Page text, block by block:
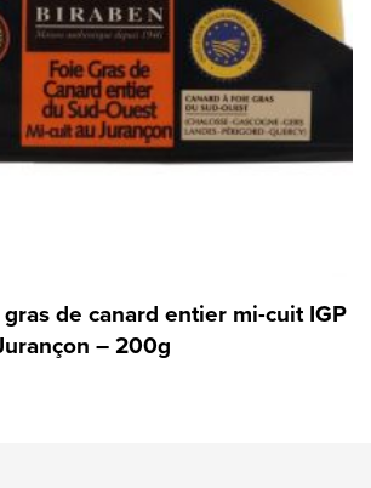
de canard entier mi-cuit IGP
– 200g